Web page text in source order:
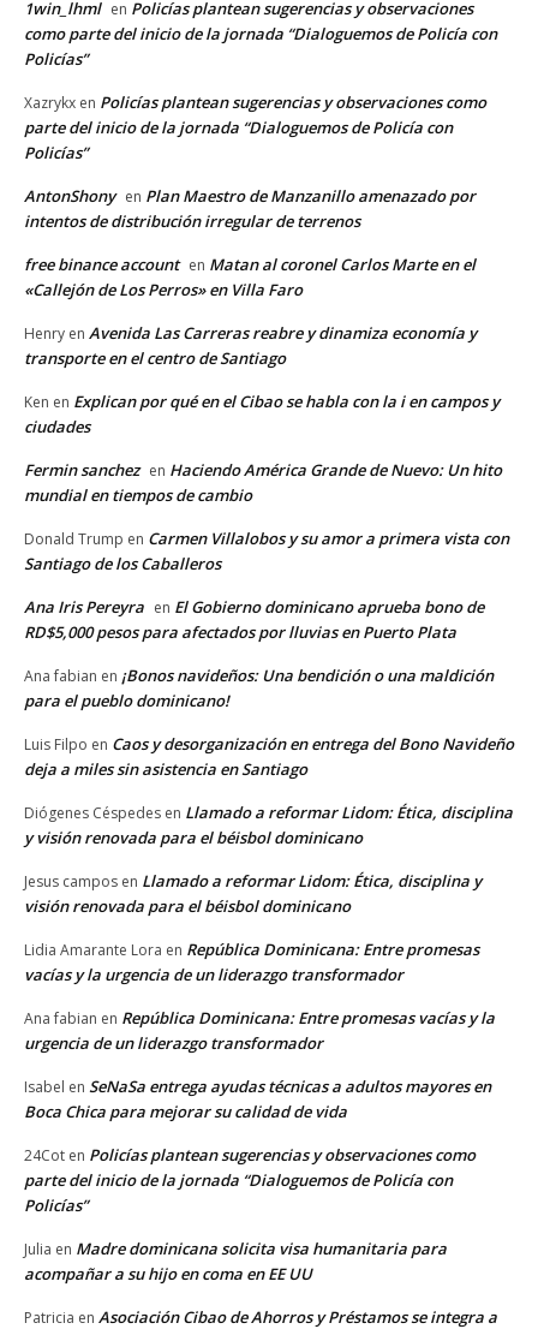
1win_lhml en Policías plantean sugerencias y observaciones
como parte del inicio de la jornada “Dialoguemos de Policía con
Policías”
Xazrykx en Policías plantean sugerencias y observaciones como
parte del inicio de la jornada “Dialoguemos de Policía con
Policías”
AntonShony en Plan Maestro de Manzanillo amenazado por
intentos de distribución irregular de terrenos
free binance account en Matan al coronel Carlos Marte en el
«Callejón de Los Perros» en Villa Faro
Henry en Avenida Las Carreras reabre y dinamiza economía y
transporte en el centro de Santiago
Ken en Explican por qué en el Cibao se habla con la i en campos y
ciudades
Fermin sanchez en Haciendo América Grande de Nuevo: Un hito
mundial en tiempos de cambio
Donald Trump en Carmen Villalobos y su amor a primera vista con
Santiago de los Caballeros
Ana Iris Pereyra en El Gobierno dominicano aprueba bono de
RD$5,000 pesos para afectados por lluvias en Puerto Plata
Ana fabian en ¡Bonos navideños: Una bendición o una maldición
para el pueblo dominicano!
Luis Filpo en Caos y desorganización en entrega del Bono Navideño
deja a miles sin asistencia en Santiago
Diógenes Céspedes en Llamado a reformar Lidom: Ética, disciplina
y visión renovada para el béisbol dominicano
Jesus campos en Llamado a reformar Lidom: Ética, disciplina y
visión renovada para el béisbol dominicano
Lidia Amarante Lora en República Dominicana: Entre promesas
vacías y la urgencia de un liderazgo transformador
Ana fabian en República Dominicana: Entre promesas vacías y la
urgencia de un liderazgo transformador
Isabel en SeNaSa entrega ayudas técnicas a adultos mayores en
Boca Chica para mejorar su calidad de vida
24Cot en Policías plantean sugerencias y observaciones como
parte del inicio de la jornada “Dialoguemos de Policía con
Policías”
Julia en Madre dominicana solicita visa humanitaria para
acompañar a su hijo en coma en EE UU
Patricia en Asociación Cibao de Ahorros y Préstamos se integra a